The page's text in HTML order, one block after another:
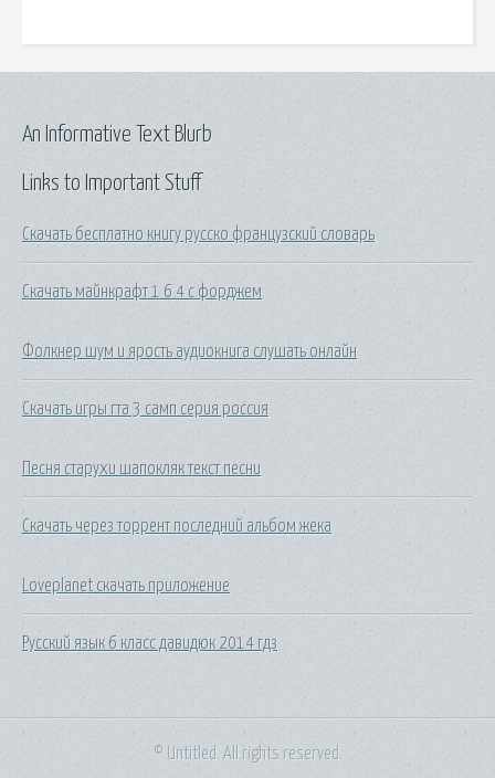
Links to Important Stuff
Скачать бесплатно книгу русско французский словарь
Скачать майнкрафт 1 6 4 с форджем
Фолкнер шум и ярость аудиокнига слушать онлайн
Скачать игры гта 3 самп серия россия
Песня старухи шапокляк текст песни
Скачать через торрент последний альбом жека
Loveplanet скачать приложение
Русский язык 6 класс давидюк 2014 гдз
An Informative Text Blurb
© Untitled. All rights reserved.